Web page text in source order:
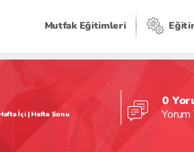
Mutfak Eğitimleri
İçi | Hafta Sonu
0
Yorum